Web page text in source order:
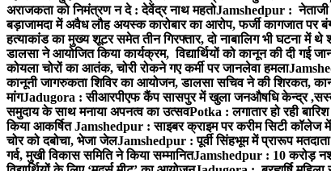
अराजकता को निमंत्रण न दे : देवेंद्र नाथ महतोJamshedpur : नेताजी
बड़ाजामदा में अवैध लौह अयस्क कारोबार का आरोप, फर्जी कागजात पर
हत्याकांड का मुख्य शूटर समेत तीन गिरफ्तार, दो नाबालिग भी घटना में थे
डालसा ने आयोजित किया कार्यक्रम, विद्यार्थियों को कानून की दी गई
कोयला चोरों का आतंक, चोरी रोकने गए कर्मी पर जानलेवा हमला
कानूनी जागरुकता शिविर का आयोजन, डालसा सचिव ने की शिरकत,
मांगJadugora : सीआरपीएफ कैंप सासपुर में खुला जनऔषधि केन्द्र ,सस्ते
समुदाय के साथ मनाया अपनत्व का उत्सवPotka : लगातार हो रही
किया आकर्षितJamshedpur : साइबर क्राइम पर करीम सिटी कॉलेज
चोर को दबोचा, भेजा जेलJamshedpur : पूर्वी सिंहभूम में प्रारूप
गर्व, मुखी विकास समिति ने किया सम्मानितJamshedpur : 10 करोड़